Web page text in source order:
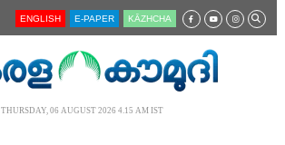
ENGLISH E-PAPER KĀZHCHA
THURSDAY, 06 AUGUST 2026 4.15 AM IST